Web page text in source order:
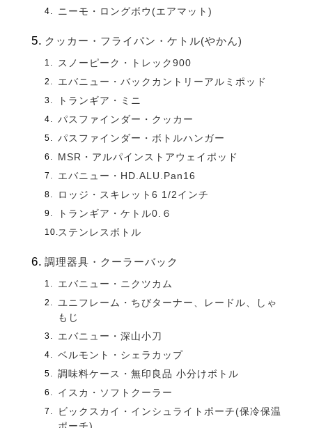
ニーモ・ロングボウ(エアマット)
クッカー・フライパン・ケトル(やかん)
スノーピーク・トレック900
エバニュー・バックカントリーアルミポッド
トランギア・ミニ
パスファインダー・クッカー
パスファインダー・ボトルハンガー
MSR・アルパインストアウェイポッド
エバニュー・HD.ALU.Pan16
ロッジ・スキレット6 1/2インチ
トランギア・ケトル0.６
ステンレスボトル
調理器具・クーラーバック
エバニュー・ニクツカム
ユニフレーム・ちびターナー、レードル、しゃ
もじ
エバニュー・深山小刀
ベルモント・シェラカップ
調味料ケース・無印良品 小分けボトル
イスカ・ソフトクーラー
ビックスカイ・インシュライトポーチ(保冷保温
ポーチ)